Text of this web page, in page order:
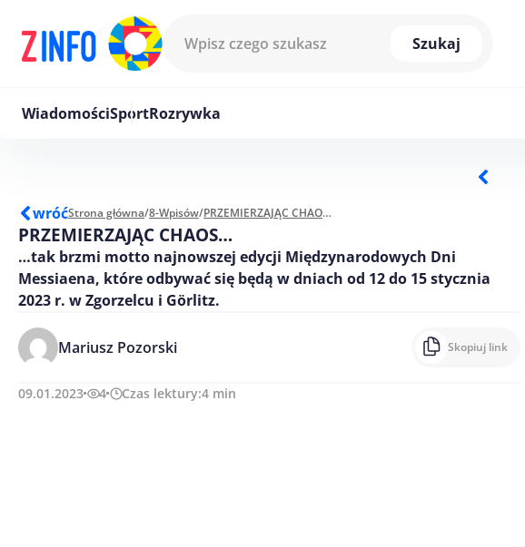
Szukaj
WiadomościSportRozrywka
wróćStrona główna/8-Wpisów/ PRZEMIERZAJĄC CHAOS…
PRZEMIERZAJĄC CHAOS…
…tak brzmi motto najnowszej edycji Międzynarodowych Dni
Messiaena, które odbywać się będą w dniach od 12 do 15 stycznia
2023 r. w Zgorzelcu i Görlitz.
Mariusz Pozorski Skopiuj link
09.01.2023 4 Czas lektury:4 min